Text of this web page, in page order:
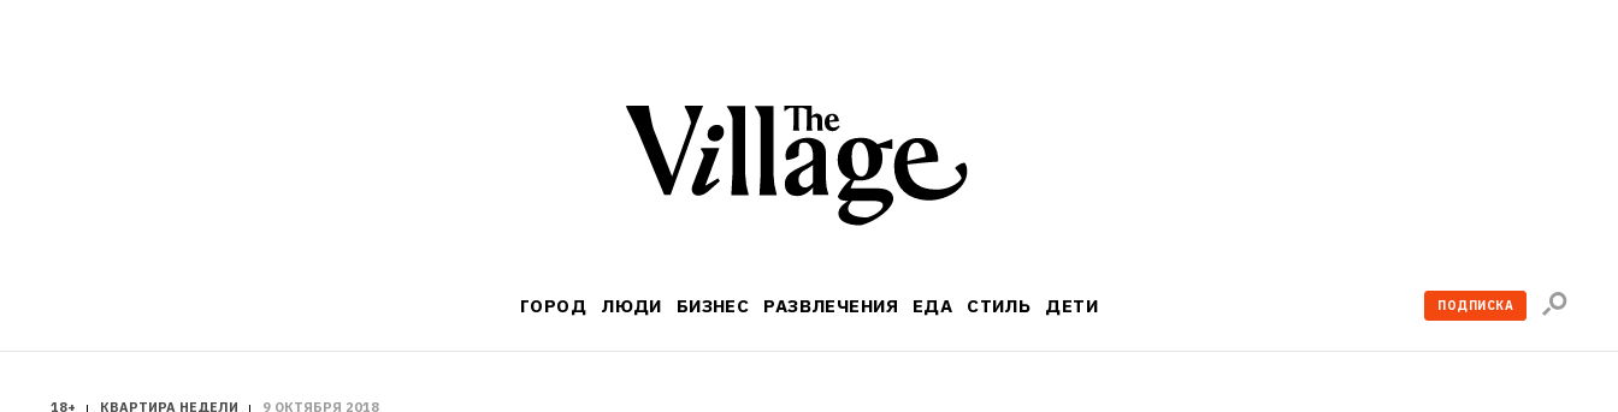
ПОДПИСКА
Поиск
по
ГОРОД ЛЮДИ БИЗНЕС РАЗВЛЕЧЕНИЯ ЕДА СТИЛЬ ДЕТИ
18+ КВАРТИРА НЕДЕЛИ 9 ОКТЯБРЯ 2018